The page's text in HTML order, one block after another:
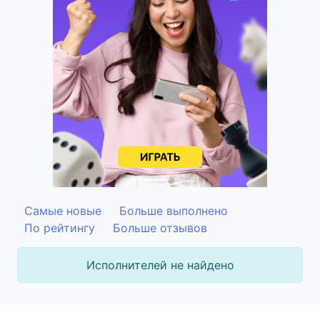
Самые новые
Больше выполнено
По рейтингу
Больше отзывов
Исполнителей не найдено